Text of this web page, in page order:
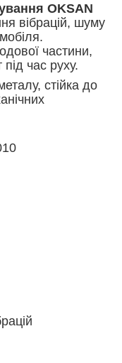
OKSAN
вібрацій, шуму
частини,
час руху.
стійка до